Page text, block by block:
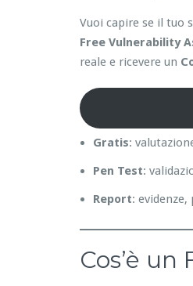
Vuoi capire se il tuo
Free Vulnerability
reale e ricevere un
Gratis:
Pen Test:
Report:
Cos’è